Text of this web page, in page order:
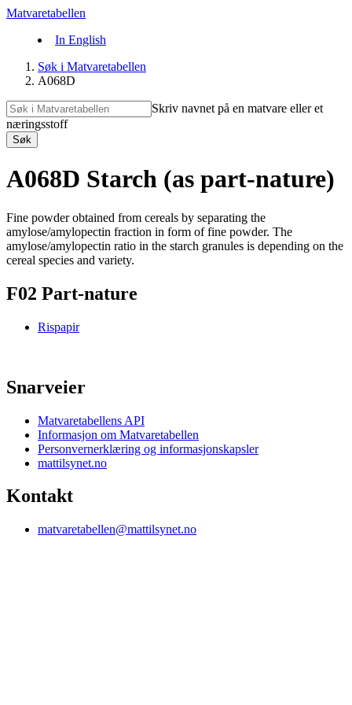
Matvaretabellen
In English
Søk i Matvaretabellen
A068D
Skriv navnet på en matvare eller et
næringsstoff
Søk
A068D Starch (as part-nature)
Fine powder obtained from cereals by separating the
amylose/amylopectin fraction in form of fine powder. The
amylose/amylopectin ratio in the starch granules is depending on the
cereal species and variety.
F02 Part-nature
Rispapir
Snarveier
Matvaretabellens API
Informasjon om Matvaretabellen
Personvernerklæring og informasjonskapsler
mattilsynet.no
Kontakt
matvaretabellen@mattilsynet.no